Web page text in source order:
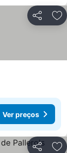
Partilhar
Ver preços
Partilhar